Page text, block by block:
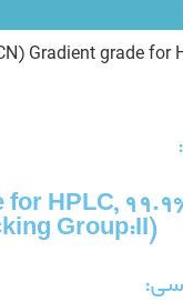
Gradient grade for
HPLC,
Group:II)”